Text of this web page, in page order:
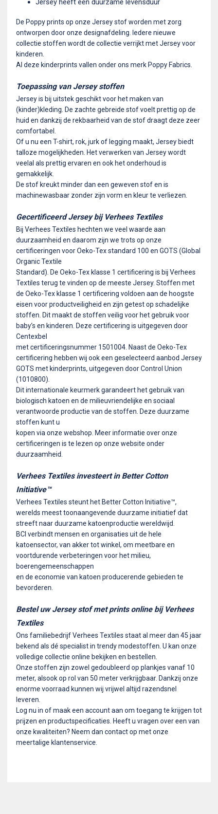
Jersey heeft een duurzame levensduur
De Poppy prints op onze Jersey stof worden met zorg
ontworpen door onze designafdeling. Iedere nieuwe
collectie stoffen wordt de collectie verrijkt met Jersey voor
kinderen.
Al deze kinderprints vallen onder ons merk Poppy Fabrics.
Toepassing van Jersey stoffen
Jersey is bij uitstek geschikt voor het maken van
(kinder)kleding. De zachte gebreide stof voelt prettig op de
huid en dankzij de rekbaarheid van de stof draagt deze zeer
comfortabel.
Of u nu een T-shirt, rok, jurk of legging maakt, Jersey biedt
talloze mogelijkheden. Het verwerken van Jersey wordt
veelal als prettig ervaren en ook het onderhoud is
gemakkelijk.
De stof kreukt minder dan een geweven stof en is
machinewasbaar zonder zijn vorm en kleur te verliezen.
Gecertificeerd Jersey bij Verhees Textiles
Bij Verhees Textiles hechten we veel waarde aan
duurzaamheid en daarom zijn we trots op onze
certificeringen voor Oeko-Tex standard 100 en GOTS (Global
Organic Textile
Standard). De Oeko-Tex klasse 1 certificering is bij Verhees
Textiles terug te vinden op de meeste Jersey. Stoffen met
de Oeko-Tex klasse 1 certificering voldoen aan de hoogste
eisen voor productveiligheid en zijn getest op schadelijke
stoffen. Dit maakt de stoffen veilig voor het gebruik voor
baby’s en kinderen. Deze certificering is uitgegeven door
Centexbel
met certificeringsnummer 1501004. Naast de Oeko-Tex
certificering hebben wij ook een geselecteerd aanbod Jersey
GOTS met kinderprints, uitgegeven door Control Union
(1010800).
Dit internationale keurmerk garandeert het gebruik van
biologisch katoen en de milieuvriendelijke en sociaal
verantwoorde productie van de stoffen. Deze duurzame
stoffen kunt u
kopen via onze webshop. Meer informatie over onze
certificeringen is te lezen op onze website onder
duurzaamheid.
Verhees Textiles investeert in Better Cotton
Initiative™
Verhees Textiles steunt het Better Cotton Initiative™,
werelds meest toonaangevende duurzame initiatief dat
streeft naar duurzame katoenproductie wereldwijd.
BCI verbindt mensen en organisaties uit de hele
katoensector, van akker tot winkel, om meetbare en
voortdurende verbeteringen voor het milieu,
boerengemeenschappen
en de economie van katoen producerende gebieden te
bevorderen.
Bestel uw Jersey stof met prints online bij Verhees
Textiles
Ons familiebedrijf Verhees Textiles staat al meer dan 45 jaar
bekend als dé specialist in trendy modestoffen. U kan onze
volledige collectie online bekijken en bestellen.
Onze stoffen zijn zowel gedoubleerd op plankjes vanaf 10
meter, alsook op rol van 50 meter verkrijgbaar. Dankzij onze
enorme voorraad kunnen wij vrijwel altijd razendsnel
leveren.
Log nu in of maak een account aan om toegang te krijgen tot
prijzen en productspecificaties. Heeft u vragen over een van
onze kwaliteiten? Neem dan contact op met onze
meertalige klantenservice.